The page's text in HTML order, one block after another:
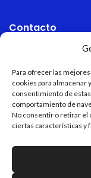
Para ofrecer las
cookies para almacenar
consentimiento de
comportamiento de
No consentir o retirar el
ciertas características y
Contacto
Email
Teléfono